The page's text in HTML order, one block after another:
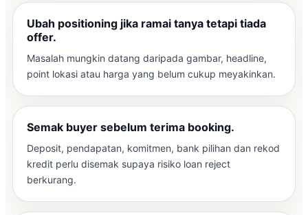
Ubah positioning jika ramai tanya tetapi tiada
offer.
Masalah mungkin datang daripada gambar, headline,
point lokasi atau harga yang belum cukup meyakinkan.
Semak buyer sebelum terima booking.
Deposit, pendapatan, komitmen, bank pilihan dan rekod
kredit perlu disemak supaya risiko loan reject
berkurang.